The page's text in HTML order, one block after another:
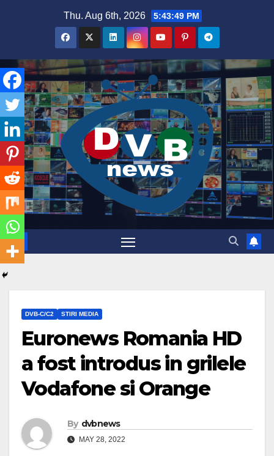
Thu. Aug 6th, 2026 5:43:50 PM
DVB-C/C2 STIRI MEDIA
Euronews Romania HD
a fost introdus in grilele
Vodafone si Orange
By dvbnews
MAY 28, 2022